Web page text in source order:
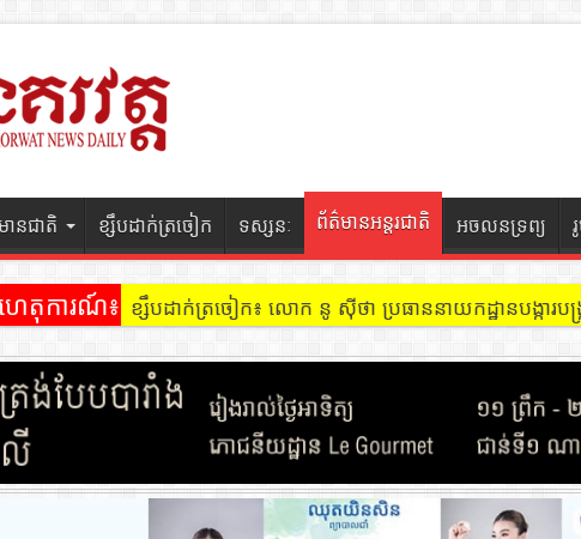
ានជាតិ ខ្សឹបដាក់ត្រចៀក ទស្សនៈ ព័ត៌មានអន្តរជាតិ អចលនទ្រព្យ
េតុការណ៍៖ ខ្សឹបដាក់ត្រចៀក ៖ អគារ Sky 31 នៅខណ្ឌទួលគោក មាន